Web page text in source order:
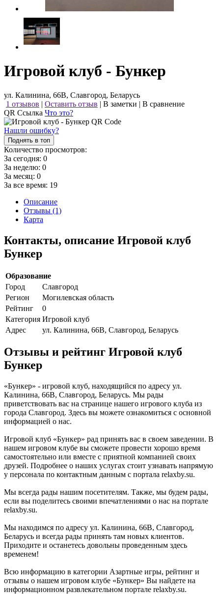
Игровой клуб - Бункер
ул. Калинина, 66В, Славгород, Беларусь
1 отзывов | Оставить отзыв | В заметки | В сравнение
QR Ссылка Что это?
Нашли ошибку?
Поднять в топ
Количество просмотров:
За сегодня: 0
За неделю: 0
За месяц: 0
За все время: 19
Описание
Отзывы (1)
Карта
Контакты, описание Игровой клуб
Бункер
Образование
Город
Славгород
Регион
Могилевская область
Рейтинг
0
Категория Игровой клуб
Адрес
ул. Калинина, 66В, Славгород, Беларусь
Отзывы и рейтинг Игровой клуб
Бункер
«Бункер» - игровой клуб, находящийся по адресу ул.
Калинина, 66В, Славгород, Беларусь. Мы рады
приветствовать вас на странице нашего игрового клуба из
города Славгород. Здесь вы можете ознакомиться с основной
информацией о нас.
Игровой клуб «Бункер» рад принять вас в своем заведении. В
нашем игровом клубе вы сможете провести хорошо время
самостоятельно или вместе с приятной компанией своих
друзей. Подробнее о наших услугах стоит узнавать напрямую
у персонала по контактным данным с портала relaxby.su.
Мы всегда рады нашим посетителям. Также, мы будем рады,
если вы поделитесь своими впечатлениями о нас на портале
relaxby.su.
Мы находимся по адресу ул. Калинина, 66В, Славгород,
Беларусь и всегда рады принять там новых клиентов.
Приходите и останетесь довольны проведенным здесь
временем!
Всю информацию в категории Азартные игры, рейтинг и
отзывы о нашем игровом клубе «Бункер» Вы найдете на
информационном развлекательном портале relaxby.su.